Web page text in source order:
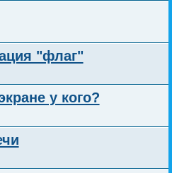
"флаг"
у кого?